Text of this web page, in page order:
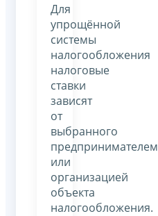
Для
упрощённой
системы
налогообложения
налоговые
ставки
зависят
от
выбранного
предпринимателем
или
организацией
объекта
налогообложения.